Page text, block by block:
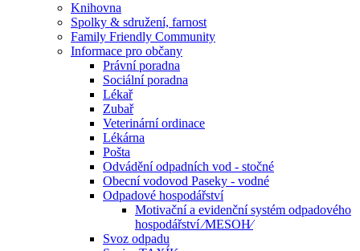
Knihovna
Spolky & sdružení, farnost
Family Friendly Community
Informace pro občany
Právní poradna
Sociální poradna
Lékař
Zubař
Veterinární ordinace
Lékárna
Pošta
Odvádění odpadních vod - stočné
Obecní vodovod Paseky - vodné
Odpadové hospodářství
Motivační a evidenční systém odpadového
hospodářství ⁄MESOH⁄
Svoz odpadu